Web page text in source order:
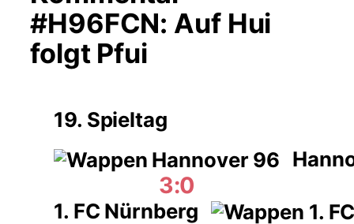
#H96FCN: Auf Hui
folgt Pfui
19. Spieltag
3:0
1. FC Nürnberg